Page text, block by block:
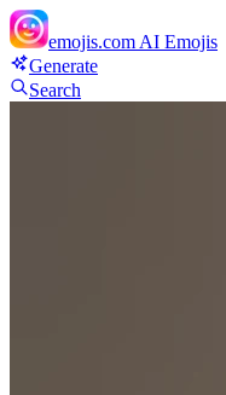
emojis.com AI Emojis
Generate
Search